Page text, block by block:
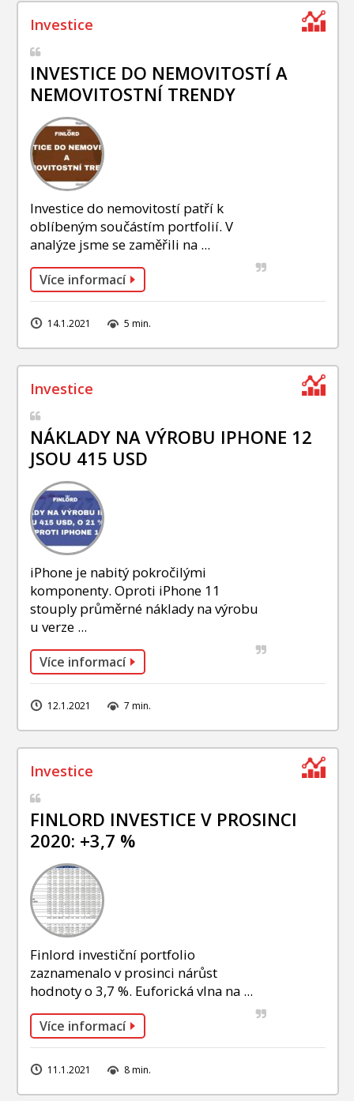
INVESTICE DO NEMOVITOSTÍ A
NEMOVITOSTNÍ TRENDY
Investice do nemovitostí patří k
oblíbeným součástím portfolií. V
analýze jsme se zaměřili na ...
Více informací
14.1.2021 5 min.
NÁKLADY NA VÝROBU IPHONE 12
JSOU 415 USD
iPhone je nabitý pokročilými
komponenty. Oproti iPhone 11
stouply průměrné náklady na výrobu
u verze ...
Více informací
12.1.2021 7 min.
FINLORD INVESTICE V PROSINCI
2020: +3,7 %
Finlord investiční portfolio
zaznamenalo v prosinci nárůst
hodnoty o 3,7 %. Euforická vlna na ...
Více informací
11.1.2021 8 min.